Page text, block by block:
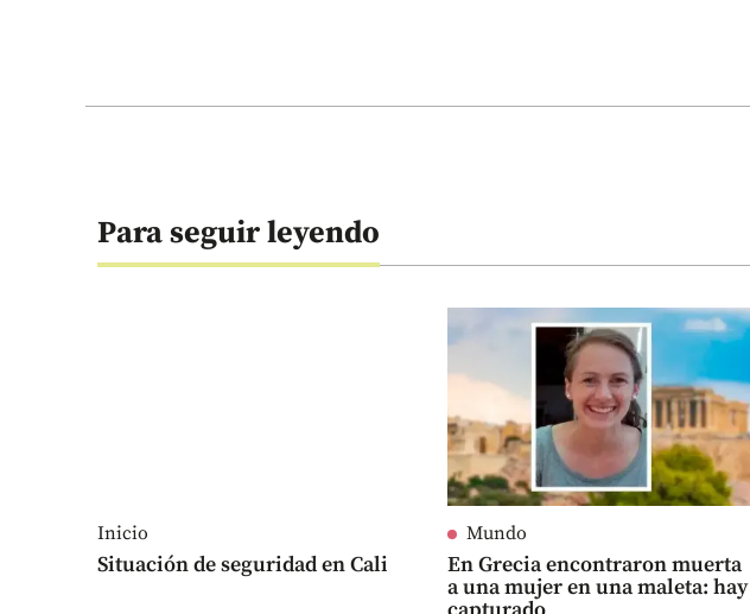
Para seguir leyendo
Inicio
Situación de seguridad en Cali
Mundo
En Grecia encontraron muerta
a una mujer en una maleta: hay